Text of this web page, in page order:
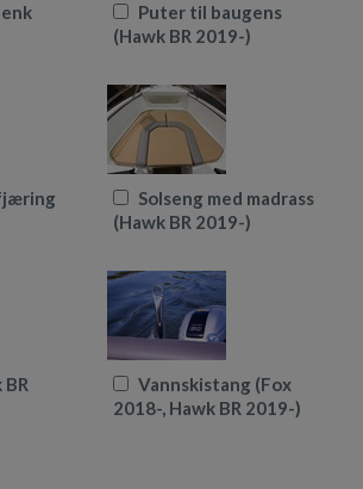
Puter til baugens
(Hawk BR 2019-)
Solseng med madrass
(Hawk BR 2019-)
Vannskistang (Fox
2018-, Hawk BR 2019-)